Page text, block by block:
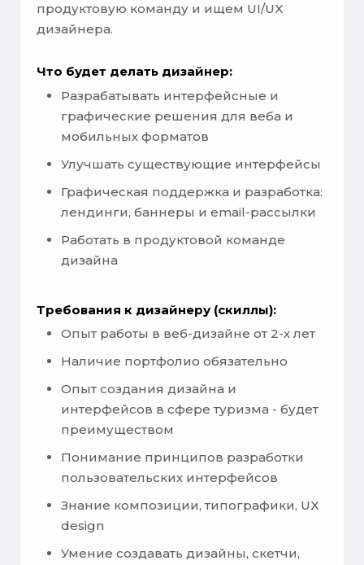
продуктовую команду и ищем UI/UX
дизайнера.
Что будет делать дизайнер:
Разрабатывать интерфейсные и
графические решения для веба и
мобильных форматов
Улучшать существующие интерфейсы
Графическая поддержка и разработка:
лендинги, баннеры и email-рассылки
Работать в продуктовой команде
дизайна
Требования к дизайнеру (скиллы):
Опыт работы в веб-дизайне от 2-х лет
Наличие портфолио обязательно
Опыт создания дизайна и
интерфейсов в сфере туризма - будет
преимуществом
Понимание принципов разработки
пользовательских интерфейсов
Знание композиции, типографики, UX
design
Умение создавать дизайны, скетчи,